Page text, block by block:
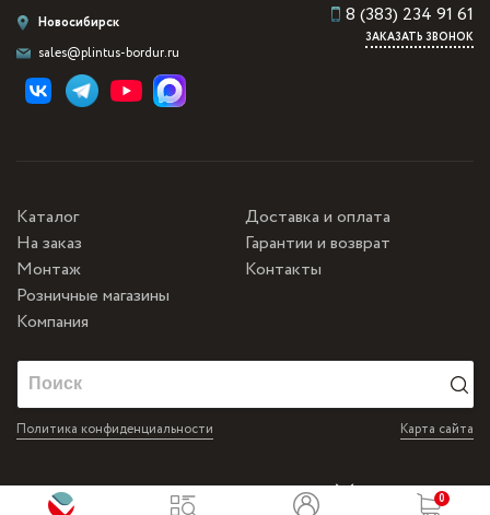
0
Новосибирск
sales@plintus-bordur.ru
8 (383) 234 91 61
ЗАКАЗАТЬ ЗВОНОК
Каталог
На заказ
Монтаж
Розничные магазины
Компания
Доставка и оплата
Гарантии и возврат
Контакты
Карта сайта
Политика конфиденциальности
Разработка и продвижение от Matus&Kvits